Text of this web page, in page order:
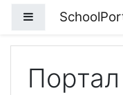
Боковая панель